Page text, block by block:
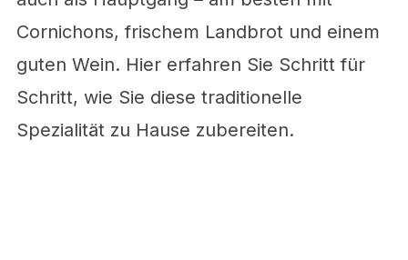
Cornichons, frischem Landbrot und einem
guten Wein. Hier erfahren Sie Schritt für
Schritt, wie Sie diese traditionelle
Spezialität zu Hause zubereiten.